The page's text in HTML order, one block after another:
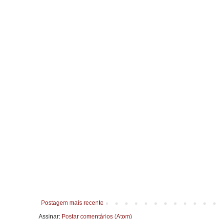
Postagem mais recente
Assinar: Postar comentários (Atom)